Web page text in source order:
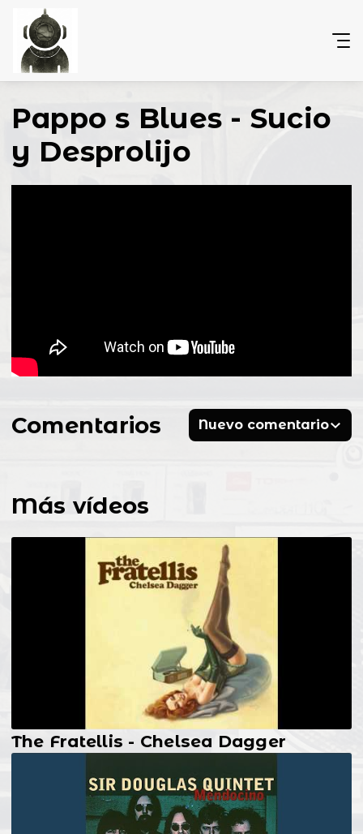
Pappo s Blues - Sucio
y Desprolijo
Más vídeos
The Fratellis - Chelsea Dagger
Comentarios Nuevo comentario